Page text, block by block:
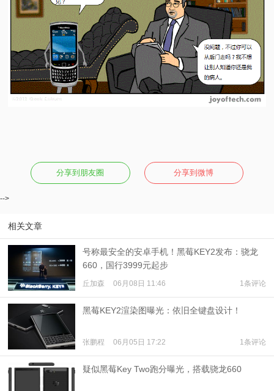
验
专
题
分享到朋友圈 分享到微博
-->
相关文章
号称最安全的安卓手机！黑莓KEY2发布：骁龙
660，国行3999元起步
丘加森 06月08日 11:46 1条评论
黑莓KEY2渲染图曝光：依旧全键盘设计！
张鹏程 06月05日 17:22 1条评论
疑似黑莓Key Two跑分曝光，搭载骁龙660